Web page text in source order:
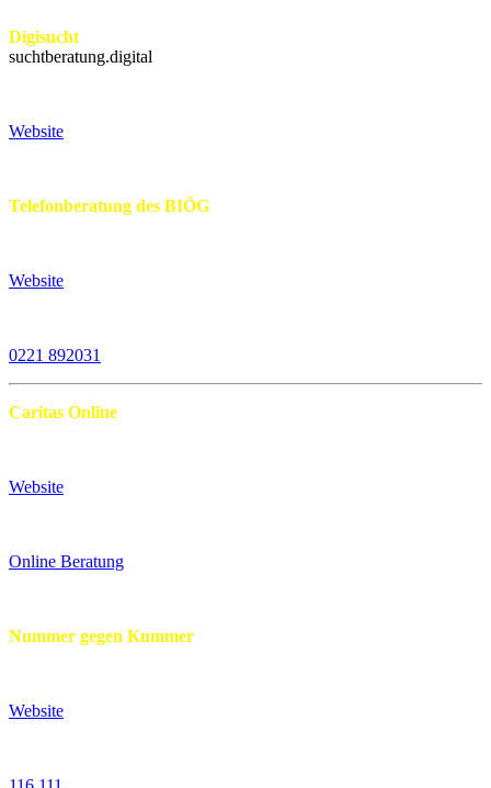
Digisucht
suchtberatung.digital
Website
Telefonberatung des BIÖG
Website
0221 892031
Caritas Online
Website
Online Beratung
Nummer gegen Kummer
Website